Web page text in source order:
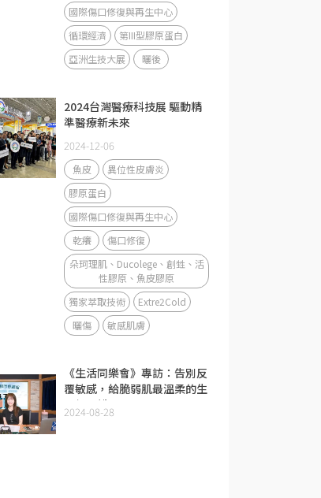
國際傷口修復與再生中心
循環經濟
第III型膠原蛋白
亞洲生技大展
曬後
2024台灣醫療科技展 驅動精
準醫療新未來
2024-12-06
魚皮
異位性皮膚炎
膠原蛋白
國際傷口修復與再生中心
乾癢
傷口修復
朵珂理肌、Ducolege、創甡、活
性膠原、魚皮膠原
獨家萃取技術
Extre2Cold
曬傷
敏感肌膚
《生活同樂會》專訪：告別反
覆敏感，給脆弱肌最溫柔的生
醫級呵護。
2024-08-28